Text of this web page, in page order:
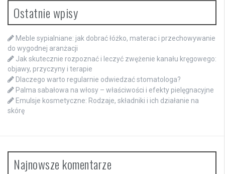
Ostatnie wpisy
Meble sypialniane: jak dobrać łóżko, materac i przechowywanie
do wygodnej aranżacji
Jak skutecznie rozpoznać i leczyć zwężenie kanału kręgowego:
objawy, przyczyny i terapie
Dlaczego warto regularnie odwiedzać stomatologa?
Palma sabałowa na włosy – właściwości i efekty pielęgnacyjne
Emulsje kosmetyczne: Rodzaje, składniki i ich działanie na
skórę
Najnowsze komentarze